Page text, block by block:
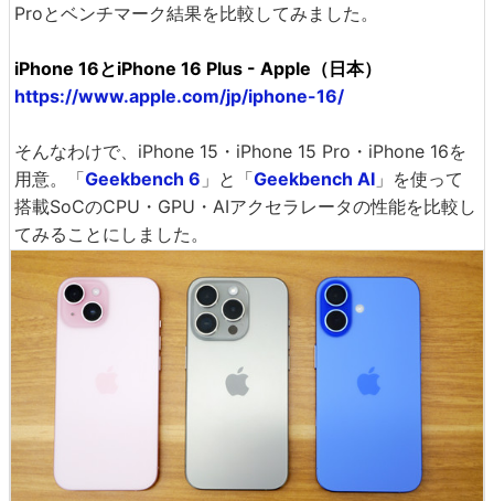
Proとベンチマーク結果を比較してみました。
iPhone 16とiPhone 16 Plus - Apple（日本）
https://www.apple.com/jp/iphone-16/
そんなわけで、iPhone 15・iPhone 15 Pro・iPhone 16を
用意。「Geekbench 6 」と「Geekbench AI 」を使って
搭載SoCのCPU・GPU・AIアクセラレータの性能を比較し
てみることにしました。